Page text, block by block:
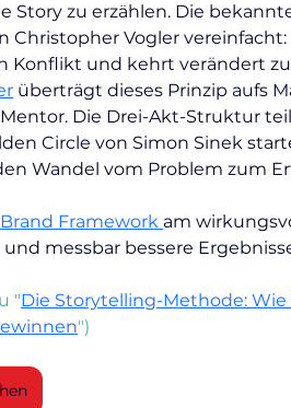
Story zu erzählen. Die
Christopher Vogler
Konflikt und kehrt verändert
überträgt dieses Prinzip aufs
Die Drei-Akt-Struktur
Circle von Simon Sinek
Wandel vom Problem zum
Framework am
messbar bessere
"Die Storytelling-Methode:
")